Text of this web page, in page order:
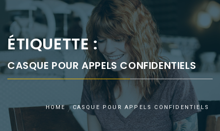
ÉTIQUETTE :
CASQUE POUR APPELS CONFIDENTIELS
HOME CASQUE POUR APPELS CONFIDENTIELS